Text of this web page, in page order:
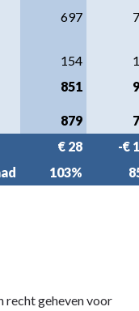
697
154
851
879
€ 28
-€
103%
recht geheven voor